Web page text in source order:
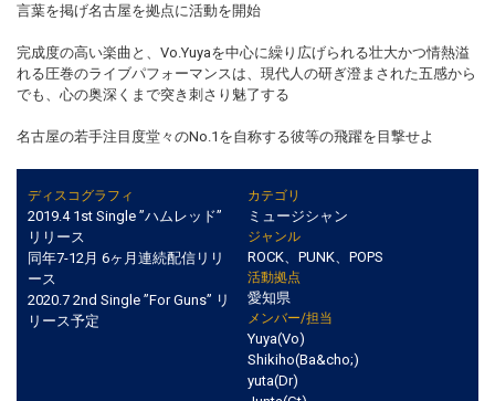
言葉を掲げ名古屋を拠点に活動を開始
完成度の高い楽曲と、Vo.Yuyaを中心に繰り広げられる壮大かつ情熱溢
れる圧巻のライブパフォーマンスは、現代人の研ぎ澄まされた五感から
でも、心の奥深くまで突き刺さり魅了する
名古屋の若手注目度堂々のNo.1を自称する彼等の飛躍を目撃せよ
ディスコグラフィ
2019.4 1st Single ”ハムレッド”
リリース
同年7-12月 6ヶ月連続配信リリ
ース
2020.7 2nd Single ”For Guns” リ
リース予定
カテゴリ
ミュージシャン
ジャンル
ROCK、PUNK、POPS
活動拠点
愛知県
メンバー/担当
Yuya(Vo)
Shikiho(Ba&cho;)
yuta(Dr)